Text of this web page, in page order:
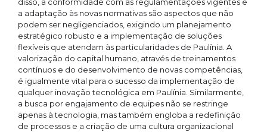
a adaptação às novas normativas são aspectos que não
podem ser negligenciados, exigindo um planejamento
estratégico robusto e a implementação de soluções
flexíveis que atendam às particularidades de Paulínia. A
valorização do capital humano, através de treinamentos
contínuos e do desenvolvimento de novas competências,
é igualmente vital para o sucesso da implementação de
qualquer inovação tecnológica em Paulínia. Similarmente,
a busca por engajamento de equipes não se restringe
apenas à tecnologia, mas também engloba a redefinição
de processos e a criação de uma cultura organizacional